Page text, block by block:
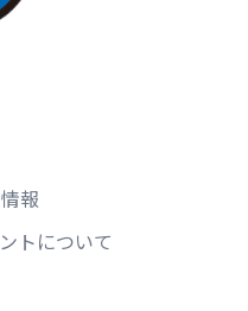
報
トについて